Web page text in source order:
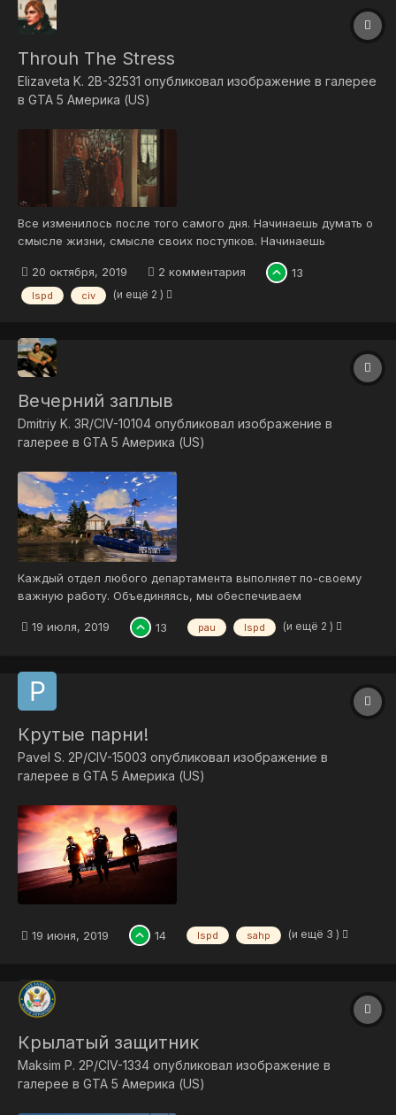
Throuh The Stress
Elizaveta K. 2B-32531 опубликовал изображение в галерее
в GTA 5 Америка (US)
Все изменилось после того самого дня. Начинаешь думать о
смысле жизни, смысле своих поступков. Начинаешь
что оставаясь наедине со своими страхами, никакой
бронежилет и оружие тебя не защитят. Привыкаешь
20 октября, 2019 2 комментария 13
lspd civ (и ещё 2 )
Вечерний заплыв
Dmitriy K. 3R/CIV-10104 опубликовал изображение в
галерее в GTA 5 Америка (US)
Каждый отдел любого департамента выполняет по-своему
важную работу. Объединяясь, мы обеспечиваем
19 июля, 2019
13 pau lspd (и ещё 2 )
Крутые парни!
Pavel S. 2P/CIV-15003 опубликовал изображение в
галерее в GTA 5 Америка (US)
19 июня, 2019 14 lspd sahp (и ещё 3 )
Крылатый защитник
Maksim P. 2P/CIV-1334 опубликовал изображение в
галерее в GTA 5 Америка (US)